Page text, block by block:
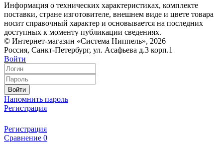
Информация о технических характеристиках, комплекте
поставки, стране изготовителе, внешнем виде и цвете товара
носит справочный характер и основывается на последних
доступных к моменту публикации сведениях.
© Интернет-магазин «Система Ниппель», 2026
Россия, Санкт-Петербург, ул. Асафьева д.3 корп.1
Войти
Войти
Напомнить пароль
Регистрация
Регистрация
Сравнение 0